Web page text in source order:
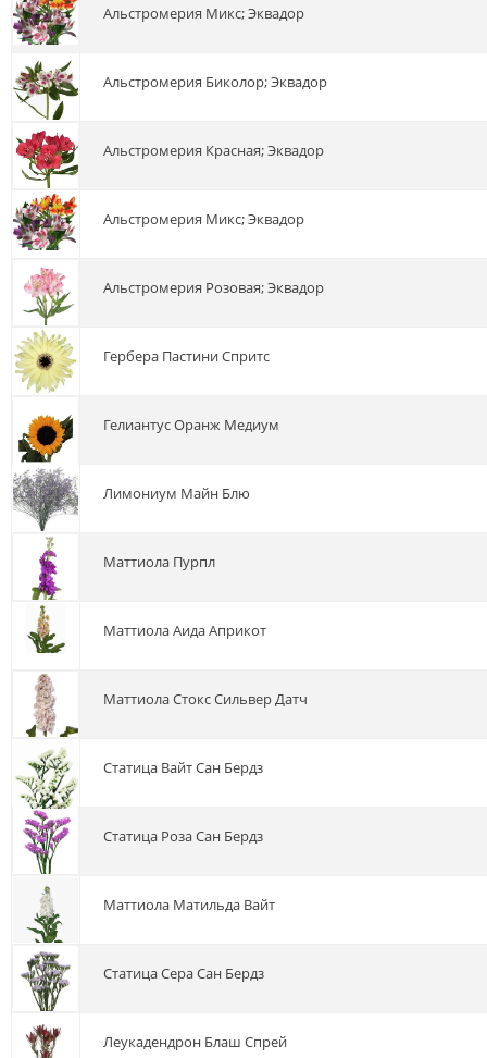
альстромерия Микс; Эквадор
альстромерия Биколор; Эквадор
альстромерия Красная; Эквадор
альстромерия Микс; Эквадор
альстромерия Розовая; Эквадор
гербера Пастини Спритс
гелиантус Оранж Медиум
лимониум Майн Блю
маттиола Пурпл
маттиола Аида Априкот
маттиола Стокс Сильвер Датч
статица Вайт Сан Бердз
статица Роза Сан Бердз
маттиола Матильда Вайт
статица Сера Сан Бердз
леукадендрон Блаш Спрей